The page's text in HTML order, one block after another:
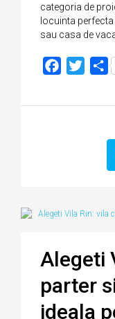
categoria de
locuinta
sau casa de
Facebook
Twitter
Alegeti
parter
ideala